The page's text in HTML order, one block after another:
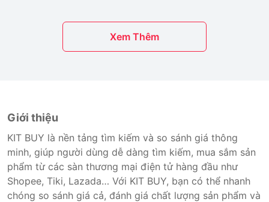
Xem Thêm
Giới thiệu
KIT BUY là nền tảng tìm kiếm và so sánh giá thông
minh, giúp người dùng dễ dàng tìm kiếm, mua sắm sản
phẩm từ các sàn thương mại điện tử hàng đầu như
Shopee, Tiki, Lazada… Với KIT BUY, bạn có thể nhanh
chóng so sánh giá cả, đánh giá chất lượng sản phẩm và